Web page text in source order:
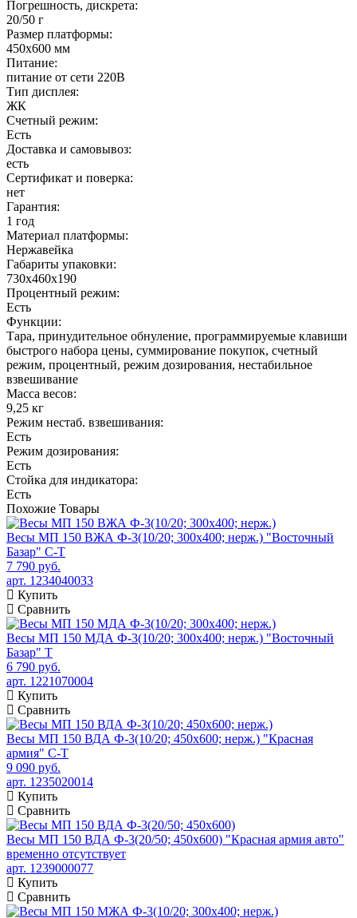
Погрешность, дискрета:
20/50 г
Размер платформы:
450х600 мм
Питание:
питание от сети 220В
Тип дисплея:
ЖК
Счетный режим:
Есть
Доставка и самовывоз:
есть
Сертификат и поверка:
нет
Гарантия:
1 год
Материал платформы:
Нержавейка
Габариты упаковки:
730х460х190
Процентный режим:
Есть
Функции:
Тара, принудительное обнуление, программируемые клавиши
быстрого набора цены, суммирование покупок, счетный
режим, процентный, режим дозирования, нестабильное
взвешивание
Масса весов:
9,25 кг
Режим нестаб. взвешивания:
Есть
Режим дозирования:
Есть
Стойка для индикатора:
Есть
Похожие Товары
Весы МП 150 ВЖА Ф-3(10/20; 300х400; нерж.) "Восточный
Базар" С-Т
7 790 руб.
арт. 1234040033
Купить
Сравнить
Весы МП 150 МДА Ф-3(10/20; 300х400; нерж.) "Восточный
Базар" Т
6 790 руб.
арт. 1221070004
Купить
Сравнить
Весы МП 150 ВДА Ф-3(10/20; 450х600; нерж.) "Красная
армия" C-T
9 090 руб.
арт. 1235020014
Купить
Сравнить
Весы МП 150 ВДА Ф-3(20/50; 450х600) "Красная армия авто"
временно отсутствует
арт. 1239000077
Купить
Сравнить